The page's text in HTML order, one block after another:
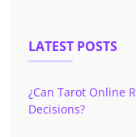
LATEST POSTS
¿Can Tarot Online
Decisions?